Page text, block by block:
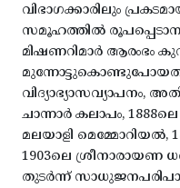
വിഭാഗക്കാരിലും
സമൂഹത്തിൽ
മിഷണറിമാർ ആരംഭം
വിദ്യാഭ്യാസവ്യാപനം,
ചാന്നാർ കലാപം,
മലയാളി
1903ലെ ശ്രീനാരായണ
തുടർന്ന്